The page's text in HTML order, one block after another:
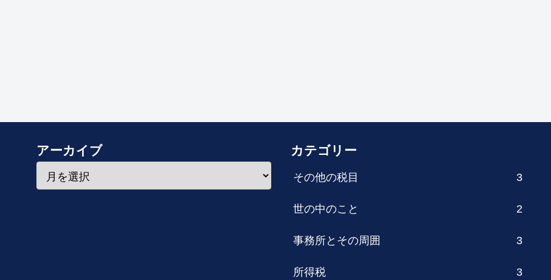
アーカイブ カテゴリー
その他の税目 3
世の中のこと 2
事務所とその周囲 3
所得税 3